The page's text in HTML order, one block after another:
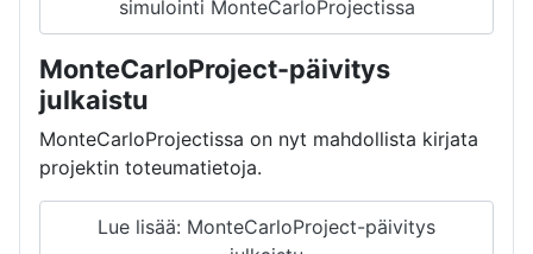
simulointi MonteCarloProjectissa
MonteCarloProject-päivitys
julkaistu
MonteCarloProjectissa on nyt mahdollista kirjata
projektin toteumatietoja.
Lue lisää: MonteCarloProject-päivitys